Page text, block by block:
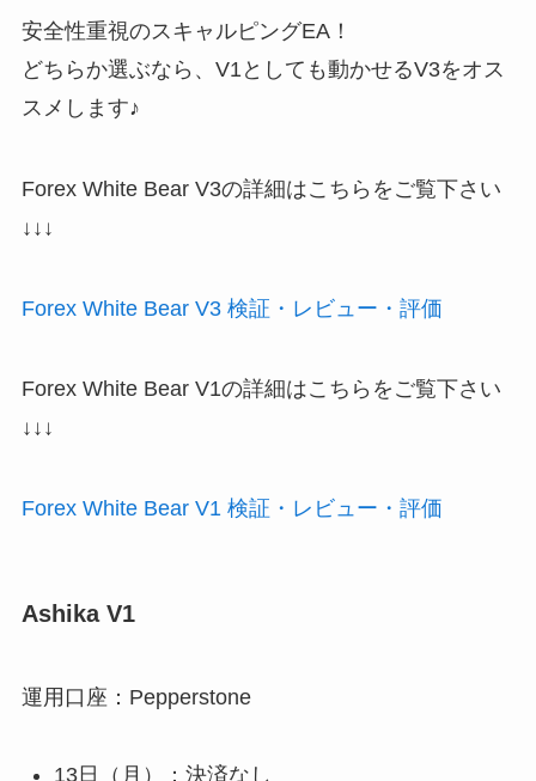
安全性重視のスキャルピングEA！
どちらか選ぶなら、V1としても動かせるV3をオス
スメします♪
Forex White Bear V3の詳細はこちらをご覧下さい
↓↓↓
Forex White Bear V3 検証・レビュー・評価
Forex White Bear V1の詳細はこちらをご覧下さい
↓↓↓
Forex White Bear V1 検証・レビュー・評価
Ashika V1
運用口座：Pepperstone
13日（月）：決済なし